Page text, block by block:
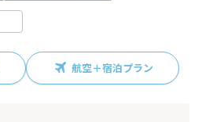
航空＋宿泊プラン